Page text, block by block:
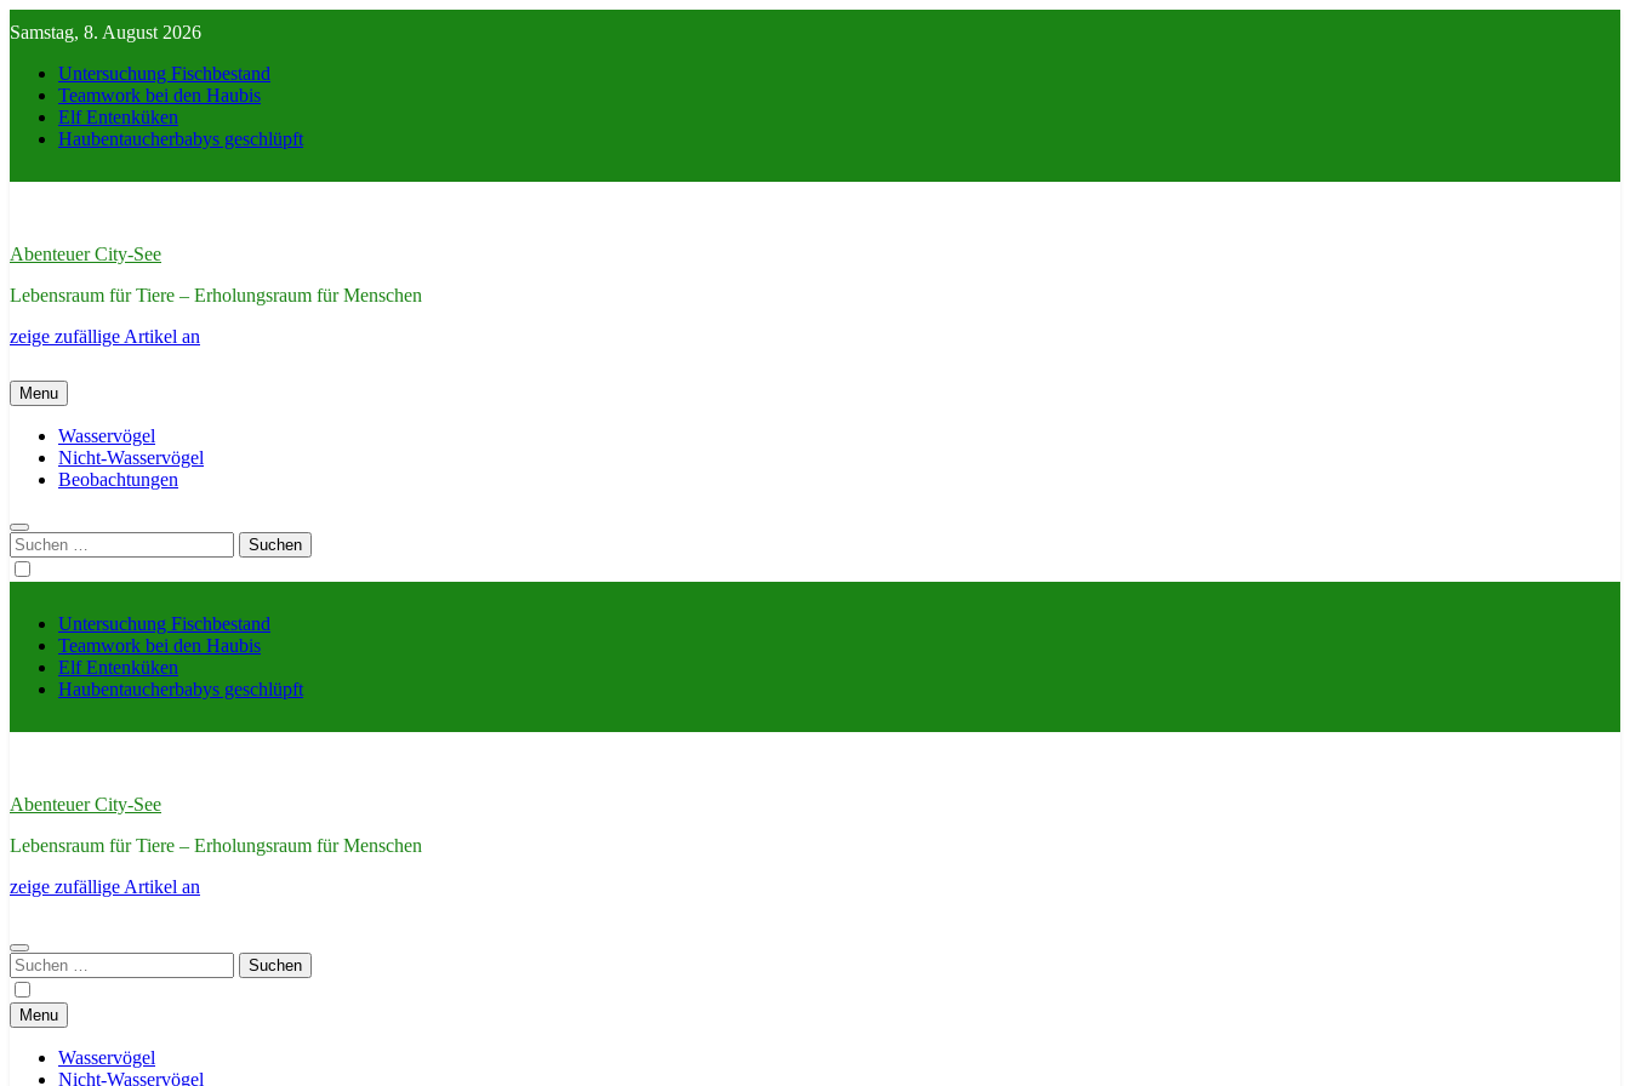
to
content
Samstag, 8. August 2026
Untersuchung Fischbestand
Teamwork bei den Haubis
Elf Entenküken
Haubentaucherbabys geschlüpft
Abenteuer City-See
Lebensraum für Tiere – Erholungsraum für Menschen
zeige zufällige Artikel an
Menu
Wasservögel
Nicht-Wasservögel
Beobachtungen
Suchen
nach:
Untersuchung Fischbestand
Teamwork bei den Haubis
Elf Entenküken
Haubentaucherbabys geschlüpft
Abenteuer City-See
Lebensraum für Tiere – Erholungsraum für Menschen
zeige zufällige Artikel an
Suchen
nach:
Menu
Wasservögel
Nicht-Wasservögel